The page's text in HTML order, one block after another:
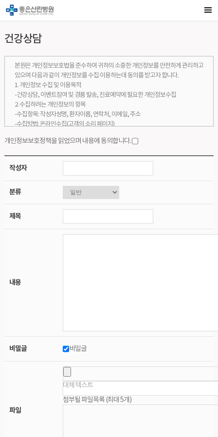
건강상담
본원은 개인정보보호법을 준수하여 귀하의 소중한 개인정보를 안전하게 관리하고
있으며 다음과 같이 개인정보를 수집·이용하는데 동의를 받고자 합니다.
1. 개인정보 수집 및 이용목적
-건강상담, 이벤트참여 및 경품 발송, 진료예약에 필요한 개인정보수집
2. 수집하려는 개인정보의 항목
-수집항목: 작성자성명, 환자이름, 연락처, 이메일, 주소
-수집방법: 온라인수집(고객의 소리 페이지)
-수집된 개인정보는 수집 목적이 달성된 후 2년간 보관됩니다.
3. 동의를 거부할 권리 및 동의 거부에 따른 불이익
-귀하는 위와 같이 개인정보를 수집, 이용하는 데에 대한 동의를 거부할 권리가 있
으며, 동의를 거부할 경우
개인정보보호정책을 읽었으며 내용에 동의합니다.
작성자
분류
제목
내용
비밀글 비밀글
파일
대체 텍스트
첨부될 파일목록 (최대 5개)